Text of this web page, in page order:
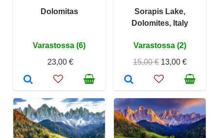
Dolomitas
Varastossa (6)
23,00 €
Sorapis Lake,
Dolomites, Italy
Varastossa (2)
15,00 € 13,00 €